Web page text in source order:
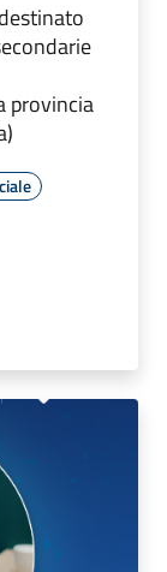
provincia